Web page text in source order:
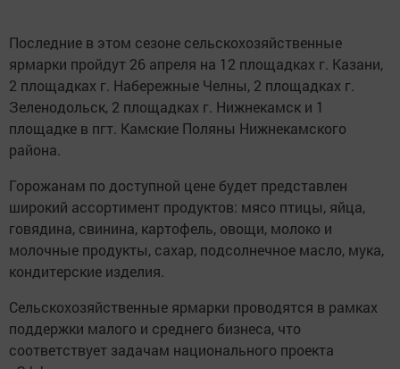
Последние в этом сезоне сельскохозяйственные
ярмарки пройдут 26 апреля на 12 площадках г. Казани,
2 площадках г. Набережные Челны, 2 площадках г.
Зеленодольск, 2 площадках г. Нижнекамск и 1
площадке в пгт. Камские Поляны Нижнекамского
района.
Горожанам по доступной цене будет представлен
широкий ассортимент продуктов: мясо птицы, яйца,
говядина, свинина, картофель, овощи, молоко и
молочные продукты, сахар, подсолнечное масло, мука,
кондитерские изделия.
Сельскохозяйственные ярмарки проводятся в рамках
поддержки малого и среднего бизнеса, что
соответствует задачам национального проекта